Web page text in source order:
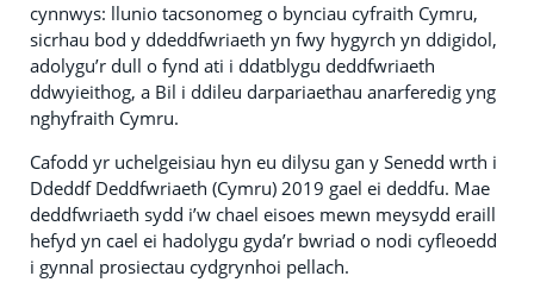
cynnwys: llunio tacsonomeg o bynciau cyfraith Cymru,
sicrhau bod y ddeddfwriaeth yn fwy hygyrch yn ddigidol,
adolygu’r dull o fynd ati i ddatblygu deddfwriaeth
ddwyieithog, a Bil i ddileu darpariaethau anarferedig yng
nghyfraith Cymru.
Cafodd yr uchelgeisiau hyn eu dilysu gan y Senedd wrth i
Ddeddf Deddfwriaeth (Cymru) 2019 gael ei deddfu. Mae
deddfwriaeth sydd i’w chael eisoes mewn meysydd eraill
hefyd yn cael ei hadolygu gyda’r bwriad o nodi cyfleoedd
i gynnal prosiectau cydgrynhoi pellach.